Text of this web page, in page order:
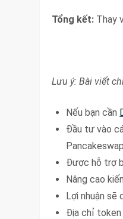
Tổng kết: Thay
Lưu ý: Bài viết
Nếu bạn cần
Đầu tư vào
Được hỗ trợ
Nâng cao
Lợi nhuận sẽ
Địa chỉ token